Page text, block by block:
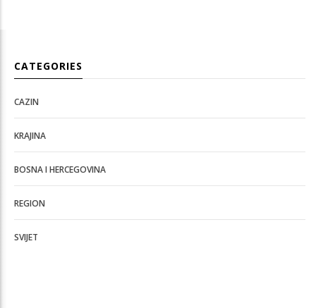
CATEGORIES
CAZIN
KRAJINA
BOSNA I HERCEGOVINA
REGION
SVIJET